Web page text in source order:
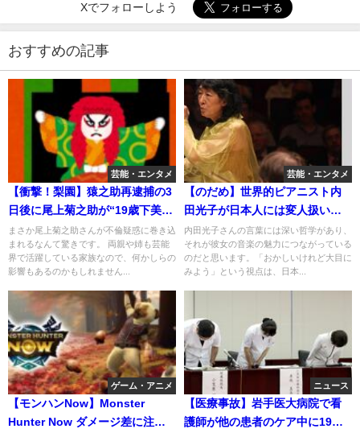
Xでフォローしよう
おすすめの記事
芸能・エンタメ
【衝撃！梨園】猿之助再逮捕の3
日後に尾上菊之助が“19歳下美女
と高級ホテル不倫泊
まさか尾上菊之助さんが不倫疑惑に巻き込
まれるなんて驚きです。 両親や姉も芸能
界で活躍している家族なので、何かしらの
影響もあるのかもしれません...
芸能・エンタメ
【のだめ】世界的ピアニスト内
田光子が日本人には変人扱いさ
れていると英紙「デイリー・テ
レグラフ」が発表
内田光子さんの言葉には深い哲学があり、
それが彼女の音楽の魅力につながっている
のだと思います。「おかしいけれど大目に
みよう」という視点は、日本...
ゲーム・アニメ
【モンハンNow】Monster
Hunter Now ダメージ差に注目
ニュース
【医療事故】岩手医大病院で看
護師が他の患者のケア中に19歳